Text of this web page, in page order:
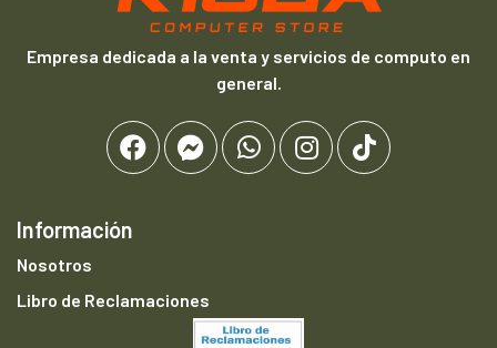
Empresa dedicada a la venta y servicios de computo en
general.
Información
Nosotros
Libro de Reclamaciones